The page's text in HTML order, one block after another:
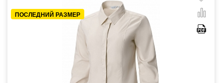
ПОСЛЕДНИЙ РАЗМЕР